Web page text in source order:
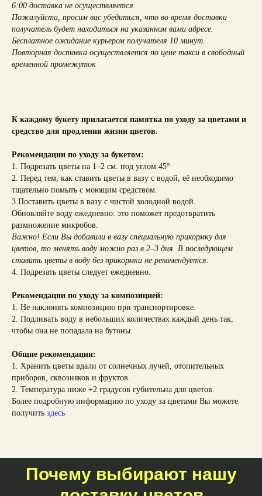
6:00 доставка не осуществляется.
Пожалуйста, просим вас убедиться, что во время доставки
получатель будет находиться на указанном вами адресе.
Бесплатное ожидание курьером получателя 10 минут.
Повторная доставка осуществляется по цене такси в свободный
временной промежуток
К каждому букету прилагается памятка по уходу за цветами и
средство для продления жизни цветов.
Рекомендации по уходу за букетом:
1. Подрезать цветы на 1–2 см. под углом 45°
2. Перед тем, как ставить цветы в вазу с водой, её необходимо
тщательно помыть с моющим средством.
3.Поставить цветы в вазу с чистой холодной водой.
Обновляйте воду ежедневно: это поможет предотвратить
размножение микробов.
Важно! Если Вы добавили в вазу специальную прикормку для
цветов, то менять воду можно раз в 2–3 дня. В последующем
ставить цветы в воду без прикормки не рекомендуется.
4. Подрезать цветы следует ежедневно.
Рекомендации по уходу за композицией:
1. Не наклонять композицию при транспортировке.
2. Подливать воду в небольших количествах каждый день так,
чтобы она не попадала на бутоны.
Общие рекомендации:
1. Хранить цветы вдали от солнечных лучей, отопительных
приборов, сквозняков и фруктов.
2. Температура ниже +2 градусов губительна для цветов.
Более подробную информацию по уходу за цветами Вы можете
получить здесь
Почему выбирают нашу